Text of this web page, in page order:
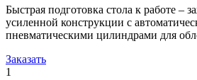
Быстрая подготовка стола к работе –
усиленной конструкции с
пневматическими цилиндрами для
Заказать
1